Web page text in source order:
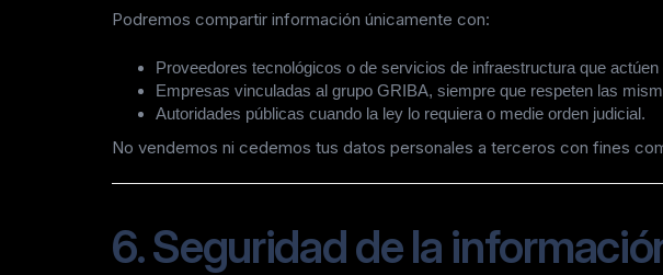
Podremos compartir información únicamente con:
Proveedores tecnológicos o de servicios de infraestructura que
Empresas vinculadas al grupo GRIBA, siempre que respeten las
Autoridades públicas cuando la ley lo requiera o medie orden judicial.
No vendemos ni cedemos tus datos personales a terceros con fines
6. Seguridad de la